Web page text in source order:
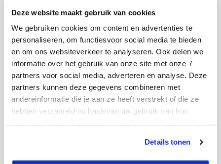
Deze website maakt gebruik van cookies
We gebruiken cookies om content en advertenties te
personaliseren, om functiesvoor social media te bieden
en om ons websiteverkeer te analyseren. Ook delen we
informatie over het gebruik van onze site met onze 7
partners voor social media, adverteren en analyse. Deze
partners kunnen deze gegevens combineren met
andereinformatie die je aan ze heeft verstrekt of die ze
hebben verzameld op basisvan uw gebruik van hun
aanpassen via de CO-knop linksonder. Lees meer over
hoe wij jouw gegevensverwerken in onze privacy- en
Details tonen
Een oplossing van onze
partner EPI-USE Labs
partnership. Samen helpen we klanten hun SAP
landschappen te transformeren en de prestaties,